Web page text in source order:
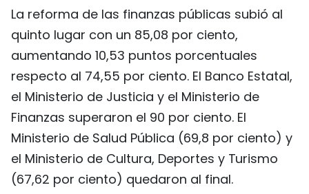
La reforma de las finanzas públicas subió al
quinto lugar con un 85,08 por ciento,
aumentando 10,53 puntos porcentuales
respecto al 74,55 por ciento. El Banco Estatal,
el Ministerio de Justicia y el Ministerio de
Finanzas superaron el 90 por ciento. El
Ministerio de Salud Pública (69,8 por ciento) y
el Ministerio de Cultura, Deportes y Turismo
(67,62 por ciento) quedaron al final.